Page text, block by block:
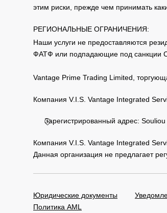
этим риски, прежде чем принимать
РЕГИОНАЛЬНЫЕ ОГРАНИЧЕНИЯ:
Наши услуги не предоставляются
ФАТФ или подпадающие под
Vantage Prime Trading Limited,
Компания V.I.S. Vantage Integrated
Зарегистрированный адрес:
Компания V.I.S. Vantage Integrated
Данная организация не предлагает
Юридические документы
Политика AML